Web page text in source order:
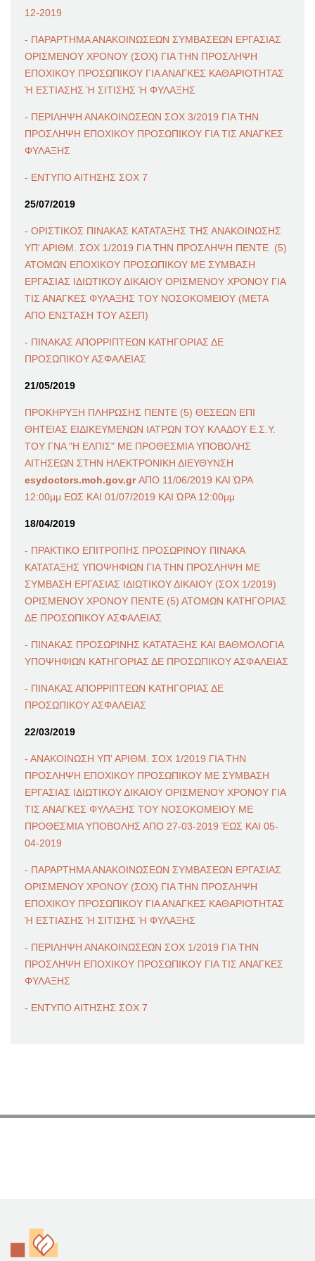
12-2019
- ΠΑΡΑΡΤΗΜΑ ΑΝΑΚΟΙΝΩΣΕΩΝ ΣΥΜΒΑΣΕΩΝ ΕΡΓΑΣΙΑΣ
ΟΡΙΣΜΕΝΟΥ ΧΡΟΝΟΥ (ΣΟΧ) ΓΙΑ ΤΗΝ ΠΡΟΣΛΗΨΗ
ΕΠΟΧΙΚΟΥ ΠΡΟΣΩΠΙΚΟΥ ΓΙΑ ΑΝΑΓΚΕΣ ΚΑΘΑΡΙΟΤΗΤΑΣ
Ή ΕΣΤΙΑΣΗΣ Ή ΣΙΤΙΣΗΣ Ή ΦΥΛΑΞΗΣ
- ΠΕΡΙΛΗΨΗ ΑΝΑΚΟΙΝΩΣΕΩΝ ΣΟΧ 3/2019 ΓΙΑ ΤΗΝ
ΠΡΟΣΛΗΨΗ ΕΠΟΧΙΚΟΥ ΠΡΟΣΩΠΙΚΟΥ ΓΙΑ ΤΙΣ ΑΝΑΓΚΕΣ
ΦΥΛΑΞΗΣ
- ΕΝΤΥΠΟ ΑΙΤΗΣΗΣ ΣΟΧ 7
25/07/2019
- ΟΡΙΣΤΙΚΟΣ ΠΙΝΑΚΑΣ ΚΑΤΑΤΑΞΗΣ ΤΗΣ ΑΝΑΚΟΙΝΩΣΗΣ
ΥΠ' ΑΡΙΘΜ. ΣΟΧ 1/2019 ΓΙΑ ΤΗΝ ΠΡΟΣΛΗΨΗ ΠΕΝΤΕ (5)
ΑΤΟΜΩΝ ΕΠΟΧΙΚΟΥ ΠΡΟΣΩΠΙΚΟΥ ΜΕ ΣΥΜΒΑΣΗ
ΕΡΓΑΣΙΑΣ ΙΔΙΩΤΙΚΟΥ ΔΙΚΑΙΟΥ ΟΡΙΣΜΕΝΟΥ ΧΡΟΝΟΥ ΓΙΑ
ΤΙΣ ΑΝΑΓΚΕΣ ΦΥΛΑΞΗΣ ΤΟΥ ΝΟΣΟΚΟΜΕΙΟΥ (ΜΕΤΑ
ΑΠΟ ΕΝΣΤΑΣΗ ΤΟΥ ΑΣΕΠ)
- ΠΙΝΑΚΑΣ ΑΠΟΡΡΙΠΤΕΩΝ ΚΑΤΗΓΟΡΙΑΣ ΔΕ
ΠΡΟΣΩΠΙΚΟΥ ΑΣΦΑΛΕΙΑΣ
21/05/2019
ΠΡΟΚΗΡΥΞΗ ΠΛΗΡΩΣΗΣ ΠΕΝΤΕ (5) ΘΕΣΕΩΝ ΕΠΙ
ΘΗΤΕΙΑΣ ΕΙΔΙΚΕΥΜΕΝΩΝ ΙΑΤΡΩΝ ΤΟΥ ΚΛΑΔΟΥ Ε.Σ.Υ.
ΤΟΥ ΓΝΑ "Η ΕΛΠΙΣ" ΜΕ ΠΡΟΘΕΣΜΙΑ ΥΠΟΒΟΛΗΣ
ΑΙΤΗΣΕΩΝ ΣΤΗΝ ΗΛΕΚΤΡΟΝΙΚΗ ΔΙΕΥΘΥΝΣΗ
esydoctors.moh.gov.grΑΠΟ 11/06/2019 ΚΑΙ ΏΡΑ
12:00μμ ΕΩΣ ΚΑΙ 01/07/2019 ΚΑΙ ΏΡΑ 12:00μμ
18/04/2019
- ΠΡΑΚΤΙΚΟ ΕΠΙΤΡΟΠΗΣ ΠΡΟΣΩΡΙΝΟΥ ΠΙΝΑΚΑ
ΚΑΤΑΤΑΞΗΣ ΥΠΟΨΗΦΙΩΝ ΓΙΑ ΤΗΝ ΠΡΟΣΛΗΨΗ ΜΕ
ΣΥΜΒΑΣΗ ΕΡΓΑΣΙΑΣ ΙΔΙΩΤΙΚΟΥ ΔΙΚΑΙΟΥ (ΣΟΧ 1/2019)
ΟΡΙΣΜΕΝΟΥ ΧΡΟΝΟΥ ΠΕΝΤΕ (5) ΑΤΟΜΩΝ ΚΑΤΗΓΟΡΙΑΣ
ΔΕ ΠΡΟΣΩΠΙΚΟΥ ΑΣΦΑΛΕΙΑΣ
- ΠΙΝΑΚΑΣ ΠΡΟΣΩΡΙΝΗΣ ΚΑΤΑΤΑΞΗΣ ΚΑΙ ΒΑΘΜΟΛΟΓΙΑ
ΥΠΟΨΗΦΙΩΝ ΚΑΤΗΓΟΡΙΑΣ ΔΕ ΠΡΟΣΩΠΙΚΟΥ ΑΣΦΑΛΕΙΑΣ
- ΠΙΝΑΚΑΣ ΑΠΟΡΡΙΠΤΕΩΝ ΚΑΤΗΓΟΡΙΑΣ ΔΕ
ΠΡΟΣΩΠΙΚΟΥ ΑΣΦΑΛΕΙΑΣ
22/03/2019
- ΑΝΑΚΟΙΝΩΣΗ ΥΠ' ΑΡΙΘΜ. ΣΟΧ 1/2019 ΓΙΑ ΤΗΝ
ΠΡΟΣΛΗΨΗ ΕΠΟΧΙΚΟΥ ΠΡΟΣΩΠΙΚΟΥ ΜΕ ΣΥΜΒΑΣΗ
ΕΡΓΑΣΙΑΣ ΙΔΙΩΤΙΚΟΥ ΔΙΚΑΙΟΥ ΟΡΙΣΜΕΝΟΥ ΧΡΟΝΟΥ ΓΙΑ
ΤΙΣ ΑΝΑΓΚΕΣ ΦΥΛΑΞΗΣ ΤΟΥ ΝΟΣΟΚΟΜΕΙΟΥ ΜΕ
ΠΡΟΘΕΣΜΙΑ ΥΠΟΒΟΛΗΣ ΑΠΟ 27-03-2019 ΈΩΣ ΚΑΙ 05-
04-2019
- ΠΑΡΑΡΤΗΜΑ ΑΝΑΚΟΙΝΩΣΕΩΝ ΣΥΜΒΑΣΕΩΝ ΕΡΓΑΣΙΑΣ
ΟΡΙΣΜΕΝΟΥ ΧΡΟΝΟΥ (ΣΟΧ) ΓΙΑ ΤΗΝ ΠΡΟΣΛΗΨΗ
ΕΠΟΧΙΚΟΥ ΠΡΟΣΩΠΙΚΟΥ ΓΙΑ ΑΝΑΓΚΕΣ ΚΑΘΑΡΙΟΤΗΤΑΣ
Ή ΕΣΤΙΑΣΗΣ Ή ΣΙΤΙΣΗΣ Ή ΦΥΛΑΞΗΣ
- ΠΕΡΙΛΗΨΗ ΑΝΑΚΟΙΝΩΣΕΩΝ ΣΟΧ 1/2019 ΓΙΑ ΤΗΝ
ΠΡΟΣΛΗΨΗ ΕΠΟΧΙΚΟΥ ΠΡΟΣΩΠΙΚΟΥ ΓΙΑ ΤΙΣ ΑΝΑΓΚΕΣ
ΦΥΛΑΞΗΣ
- ΕΝΤΥΠΟ ΑΙΤΗΣΗΣ ΣΟΧ 7